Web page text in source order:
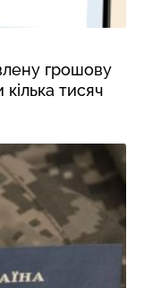
грошову
тисяч